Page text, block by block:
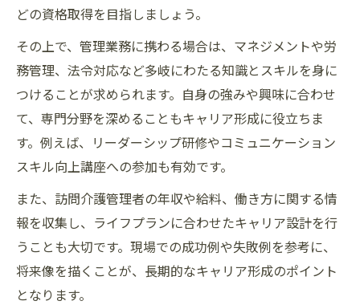
どの資格取得を目指しましょう。
その上で、管理業務に携わる場合は、マネジメントや労
務管理、法令対応など多岐にわたる知識とスキルを身に
つけることが求められます。自身の強みや興味に合わせ
て、専門分野を深めることもキャリア形成に役立ちま
す。例えば、リーダーシップ研修やコミュニケーション
スキル向上講座への参加も有効です。
また、訪問介護管理者の年収や給料、働き方に関する情
報を収集し、ライフプランに合わせたキャリア設計を行
うことも大切です。現場での成功例や失敗例を参考に、
将来像を描くことが、長期的なキャリア形成のポイント
となります。